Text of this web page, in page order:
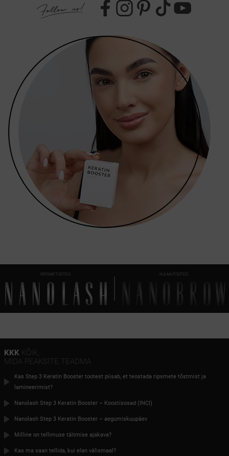
RIPSMETOOTED KULMUTOOTED
KKK KÕIK,
MIDA PEAKSITE TEADMA
Kas Step 3 Keratin Booster tootest piisab, et teostada ripsmete tõstmist ja
lamineerimist?
Nanolash Step 3 Keratin Booster – Koostisosad (INCI)
Nanolash Step 3 Keratin Booster – aegumiskuupäev
Milline on tellimuse täitmise ajakava?
Kas ma saan tellida, kui elan välismaal?